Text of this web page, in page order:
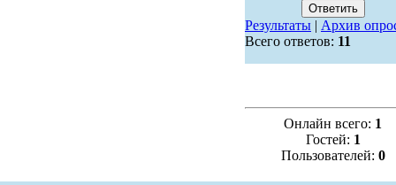
Результаты| Архив
Всего ответов: 11
Онлайн всего: 1
Гостей: 1
Пользователей: 0